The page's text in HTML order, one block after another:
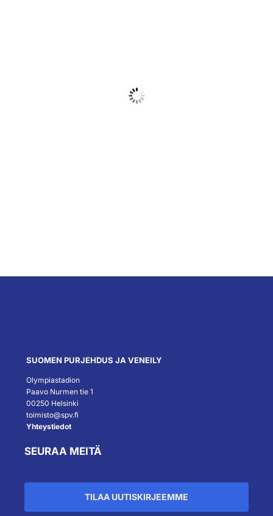
SUOMEN PURJEHDUS JA VENEILY
Olympiastadion
Paavo Nurmen tie 1
00250 Helsinki
toimisto@spv.fi
Yhteystiedot
SEURAA MEITÄ
TILAA UUTISKIRJEEMME